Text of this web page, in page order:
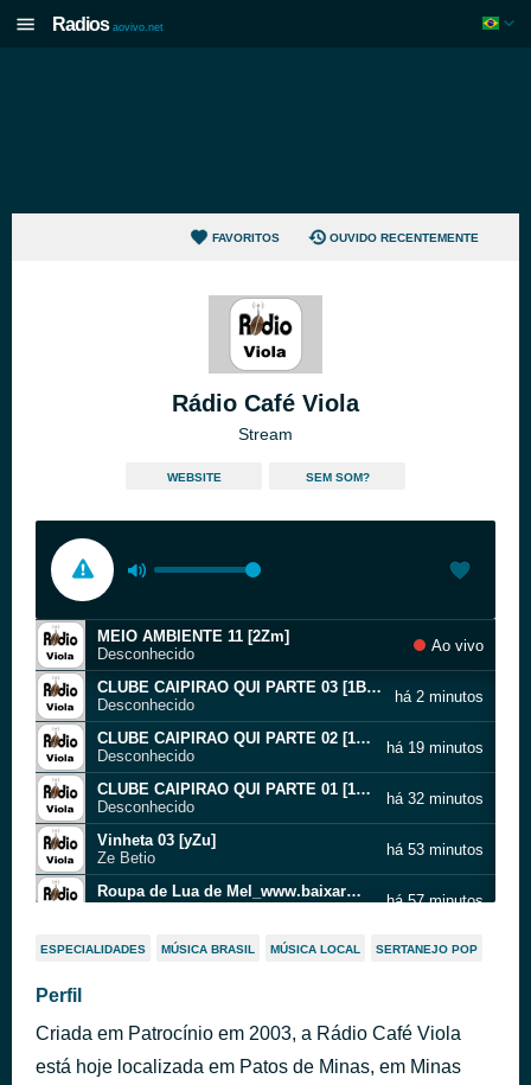
Radios aovivo.net
FAVORITOS OUVIDO RECENTEMENTE
Rádio Café Viola
Stream
WEBSITE SEM SOM?
MEIO AMBIENTE 11 [2Zm]
Desconhecido
Ao vivo
CLUBE CAIPIRAO QUI PARTE 03 [1BVv]
Desconhecido
há 2 minutos
CLUBE CAIPIRAO QUI PARTE 02 [1BVu]
Desconhecido
há 19 minutos
CLUBE CAIPIRAO QUI PARTE 01 [1BVt]
Desconhecido
há 32 minutos
Vinheta 03 [yZu]
Ze Betio
há 53 minutos
Roupa de Lua de Mel_www.baixarmp3.net [1HBp]
há 57 minutos
Comercial cafe do caipirao O Legítimo da Roça [3plg]
há 1 hora
Tô com ela
Milionário & José Rico
ESPECIALIDADES MÚSICA BRASIL MÚSICA LOCAL SERTANEJO POP
Perfil
Criada em Patrocínio em 2003, a Rádio Café Viola
está hoje localizada em Patos de Minas, em Minas